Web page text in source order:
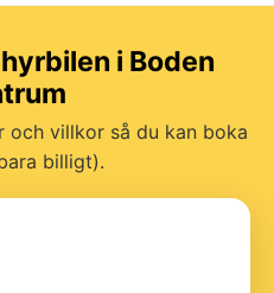
i Boden
och villkor så du kan boka
billigt).